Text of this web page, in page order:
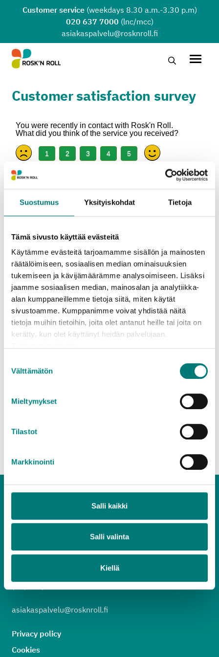
Suostumus Yksityiskohdat Tietoja
Tämä sivusto käyttää evästeitä
Käytämme evästeitä tarjoamamme sisällön ja mainosten
räätälöimiseen, sosiaalisen median ominaisuuksien
tukemiseen ja kävijämäärämme analysoimiseen. Lisäksi
jaamme sosiaalisen median, mainosalan ja analytiikka-
alan kumppaneillemme tietoja siitä, miten käytät
sivustoamme. Kumppanimme voivat yhdistää näitä
tietoja muihin tietoihin, joita olet antanut heille tai joita on
kerätty, kun olet käyttänyt heidän palvelujaan.
valinta
Välttämätön
Mieltymykset
Tilastot
Markkinointi
Salli kaikki
Salli valinta
Kiellä
Skip to main content
Customer service(weekdays 8.30 a.m.-3.30 p.m)
020 637 7000 (lnc/mcc)
asiakaspalvelu@rosknroll.fi
Search …Open
Customer satisfaction survey
Customer service
asiakaspalvelu@rosknroll.fi
Privacy policy
Cookies